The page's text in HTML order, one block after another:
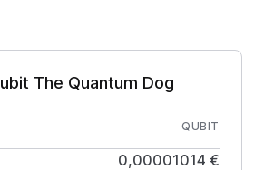
The Quantum Dog
QUBIT
0,00001014 €